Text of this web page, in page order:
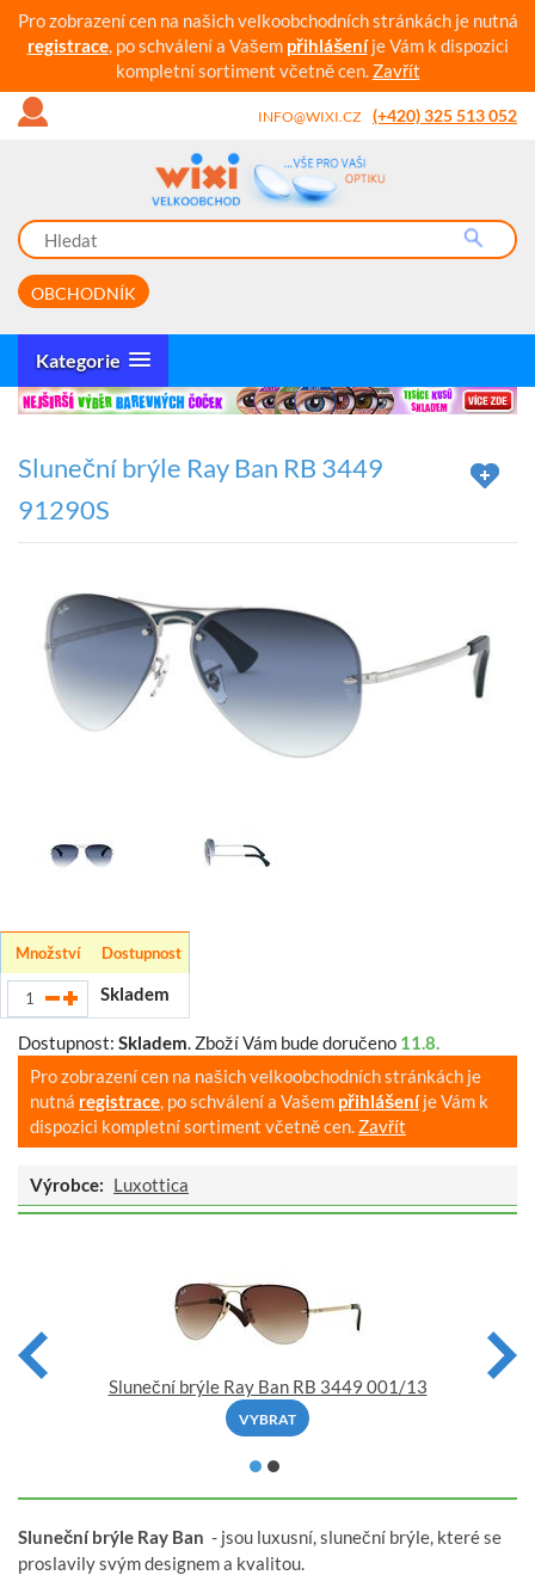
Pro zobrazení cen na našich velkoobchodních stránkách je nutná
registrace, po schválení a Vašem přihlášeníje Vám k dispozici
kompletní sortiment včetně cen. Zavřít
INFO@WIXI.CZ (+420) 325 513 052
OBCHODNÍK
Kategorie
Sluneční brýle Ray Ban RB 3449
91290S
Množství Dostupnost
Skladem
Dostupnost: Skladem. Zboží Vám bude doručeno 11.8.
Pro zobrazení cen na našich velkoobchodních stránkách je
nutná registrace, po schválení a Vašem přihlášeníje Vám k
dispozici kompletní sortiment včetně cen. Zavřít
Výrobce: Luxottica
Sluneční brýle Ray Ban RB 3449 001/13
VYBRAT
Sluneční brýle Ray Ban - jsou luxusní, sluneční brýle, které se
proslavily svým designem a kvalitou.